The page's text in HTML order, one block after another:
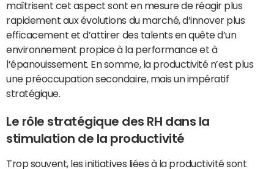
maîtrisent cet aspect sont en mesure de réagir plus
rapidement aux évolutions du marché, d’innover plus
efficacement et d’attirer des talents en quête d’un
environnement propice à la performance et à
l’épanouissement. En somme, la productivité n’est plus
une préoccupation secondaire, mais un impératif
stratégique.
Le rôle stratégique des RH dans la
stimulation de la productivité
Trop souvent, les initiatives liées à la productivité sont